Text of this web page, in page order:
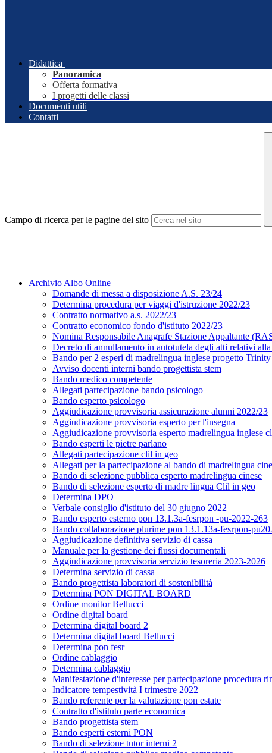
Didattica
Panoramica
Offerta formativa
I progetti delle classi
Documenti utili
Contatti
Campo di ricerca per le pagine del sito
Archivio Albo Online
Domande di messa a disposizione A.S. 23/24
Determina procedura per viaggi d'istruzione 2022/23
Contratto normativo a.s. 2022/23
Contratto economico fondo d'istituto 2022/23
Nomina Responsabile Anagrafe Stazione Appaltante
Decreto di annullamento in autotutela degli atti relativi
Bando per 2 esperi di madrelingua inglese progetto Trinity
Avviso docenti interni bando progettista stem
Bando medico competente
Allegati partecipazione bando psicologo
Bando esperto psicologo
Aggiudicazione provvisoria assicurazione alunni 2022/23
Aggiudicazione provvisoria esperto per l'insegna
Aggiudicazione provvisoria esperto madrelingua inglese
Bando esperti le pietre parlano
Allegati partecipazione clil in geo
Allegati per la partecipazione al bando di madrelingua
Bando di selezione pubblica esperto madrelingua cinese
Bando di selezione esperto di madre lingua Clil in geo
Determina DPO
Verbale consiglio d'istituto del 30 giugno 2022
Bando esperto esterno pon 13.1.3a-fesrpon -pu-2022-263
Bando collaborazione plurime pon 13.1.13a-fesrpon-
Aggiudicazione definitiva servizio di cassa
Manuale per la gestione dei flussi documentali
Aggiudicazione provvisoria servizio tesoreria 2023-2026
Determina servizio di cassa
Bando progettista laboratori di sostenibilità
Determina PON DIGITAL BOARD
Ordine monitor Bellucci
Ordine digital board
Determina digital board 2
Determina digital board Bellucci
Determina pon fesr
Ordine cablaggio
Determina cablaggio
Manifestazione d'interesse per partecipazione procedura
Indicatore tempestività I trimestre 2022
Bando referente per la valutazione pon estate
Contratto d'istituto parte economica
Bando progettista stem
Bando esperti esterni PON
Bando di selezione tutor interni 2